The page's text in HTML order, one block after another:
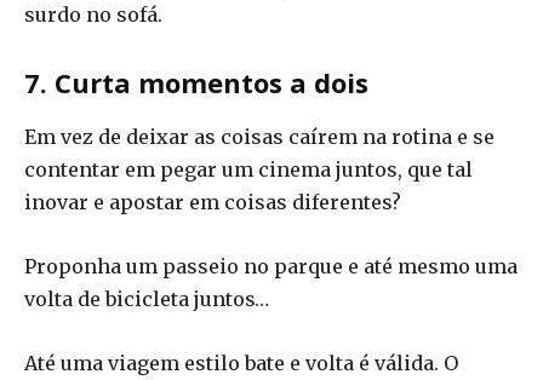
surdo no sofá.
7. Curta momentos a dois
Em vez de deixar as coisas caírem na rotina e se
contentar em pegar um cinema juntos, que tal
inovar e apostar em coisas diferentes?
Proponha um passeio no parque e até mesmo uma
volta de bicicleta juntos…
Até uma viagem estilo bate e volta é válida. O